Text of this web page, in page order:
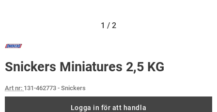
1 / 2
Snickers Miniatures 2,5 KG
Art nr: 131-462773 - Snickers
Logga in för att handla